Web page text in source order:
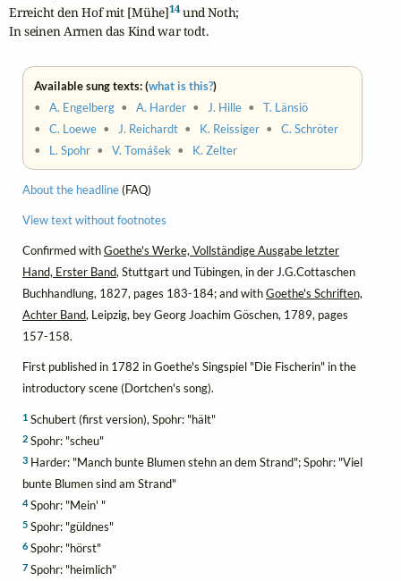
Erreicht den Hof mit [Mühe]14 und Noth;
In seinen Armen das Kind war todt.
Available sung texts: (what is this?)
•A. Engelberg •A. Harder • J. Hille •T. Länsiö
•C. Loewe • J. Reichardt • K. Reissiger •C. Schröter
• L. Spohr •V. Tomášek • K. Zelter
About the headline(FAQ)
View text without footnotes
Confirmed withGoethe's Werke, Vollständige Ausgabe letzter
Hand, Erster Band, Stuttgart und Tübingen, in der J.G.Cottaschen
Buchhandlung, 1827, pages 183-184; and withGoethe's Schriften,
Achter Band, Leipzig, bey Georg Joachim Göschen, 1789, pages
157-158.
First published in 1782 in Goethe's Singspiel "Die Fischerin" in the
introductory scene (Dortchen's song).
1 Schubert (first version), Spohr: "hält"
2 Spohr: "scheu"
3 Harder: "Manch bunte Blumen stehn an dem Strand"; Spohr: "Viel
bunte Blumen sind am Strand"
4Spohr: "Mein' "
5 Spohr: "güldnes"
6 Spohr: "hörst"
7 Spohr: "heimlich"